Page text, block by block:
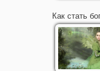
Как стать